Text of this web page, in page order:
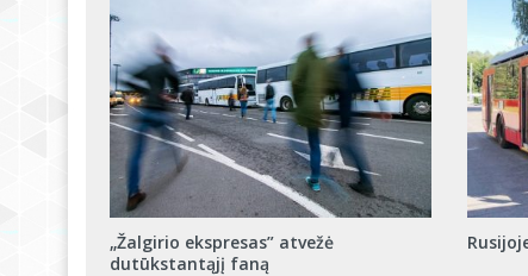
„Žalgirio ekspresas” atvežė
dutūkstantąjį faną